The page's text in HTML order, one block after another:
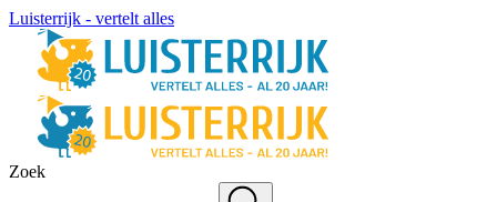
Luisterrijk - vertelt alles
Zoek